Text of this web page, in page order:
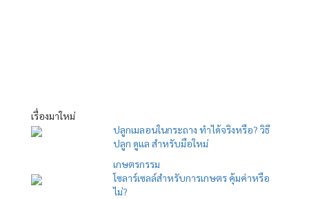
เรื่องมาใหม่
ปลูกเมลอนในกระถาง ทำได้จริงหรือ? วิธี
ปลูก ดูแล สำหรับมือใหม่
เกษตรกรรม
โซลาร์เซลล์สำหรับการเกษตร คุ้มค่าหรือ
ไม่?